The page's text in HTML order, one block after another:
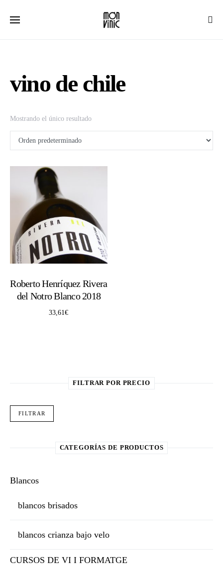
vino de chile
Mostrando el único resultado
Roberto Henríquez Rivera
del Notro Blanco 2018
33,61€
FILTRAR POR PRECIO
FILTRAR
CATEGORÍAS DE PRODUCTOS
Blancos
blancos brisados
blancos crianza bajo velo
CURSOS DE VI I FORMATGE